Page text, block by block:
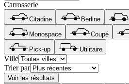
Carrosserie
Citadine Berline
Monospace Coupé
Pick-up Utilitaire
Ville
Trier par
Voir les résultats